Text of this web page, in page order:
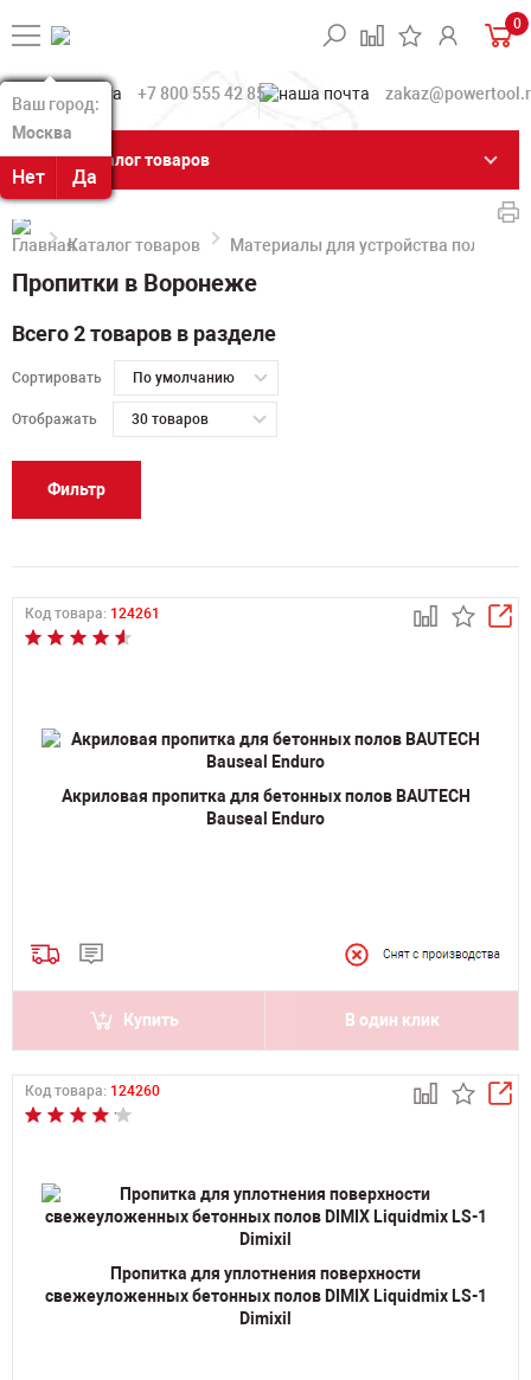
Ваш город:
Москва
Нет Да
Ваш город:
Москва
Нет Да
0
+7 800 555 42 85
Каталог товаров
Каталог товаров Материалы для устройства полов
Пропитки в Воронеже
Всего 2 товаров в разделе
Сортировать По умолчанию
Отображать 30 товаров
Фильтр
Код товара: 124261
Акриловая пропитка для бетонных полов BAUTECH
Bauseal Enduro
Купить В один клик
Код товара: 124260
Пропитка для уплотнения поверхности
свежеуложенных бетонных полов DIMIX Liquidmix LS-1
Dimixil